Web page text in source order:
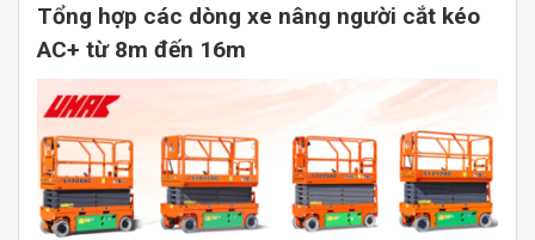
Tổng hợp các dòng xe nâng người cắt kéo
AC+ từ 8m đến 16m